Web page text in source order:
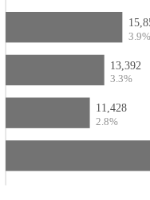
3.9%
13,392
3.3%
11,428
2.8%